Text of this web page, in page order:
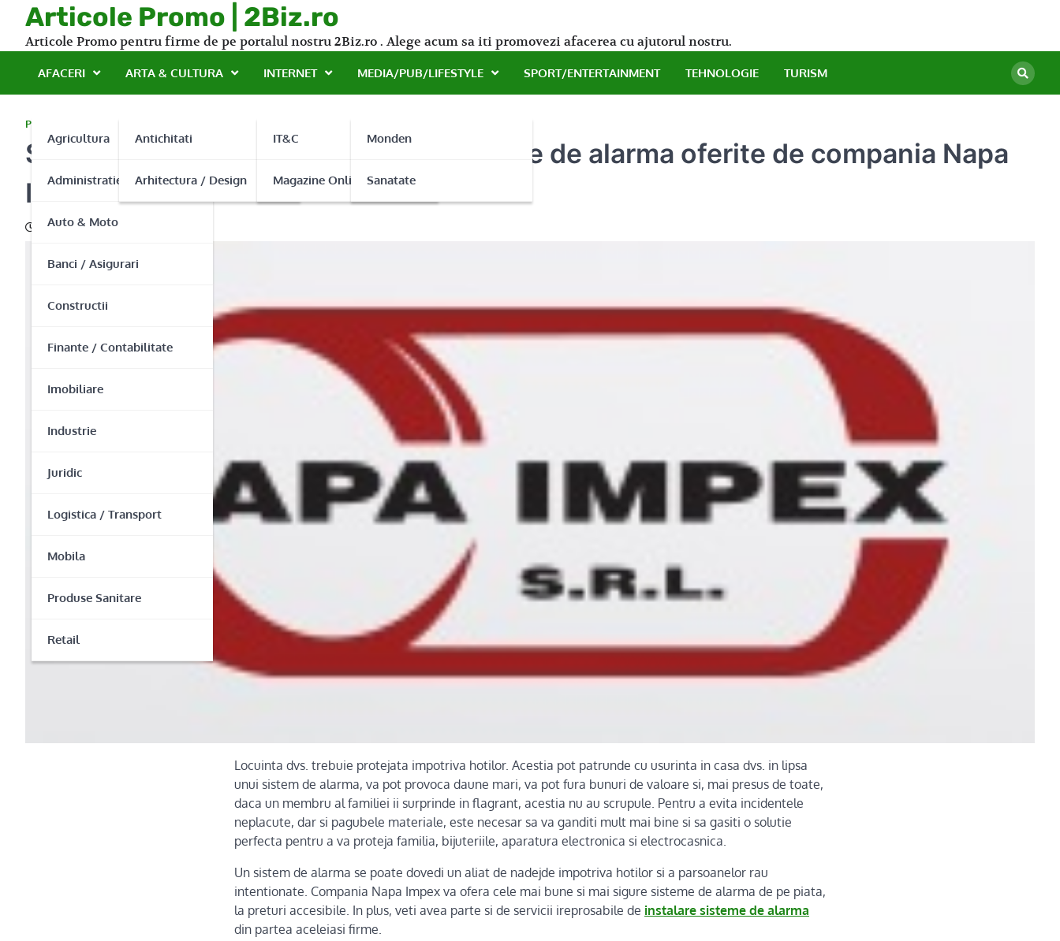
content
Articole Promo | 2Biz.ro
Articole Promo pentru firme de pe portalul nostru 2Biz.ro . Alege acum sa iti promovezi afacerea cu ajutorul nostru.
AFACERI
Agricultura
Administratie Publica
Auto & Moto
Banci / Asigurari
Constructii
Finante / Contabilitate
Imobiliare
Industrie
Juridic
Logistica / Transport
Mobila
Produse Sanitare
Retail
ARTA & CULTURA
Antichitati
Arhitectura / Design
INTERNET
IT&C
Magazine Online
MEDIA/PUB/LIFESTYLE
Monden
Sanatate
SPORT/ENTERTAINMENT TEHNOLOGIE TURISM
PROMO
Servicii ireprosabile de instalare sisteme de alarma oferite de compania Napa
Impex
22/10/2015
Locuinta dvs. trebuie protejata impotriva hotilor. Acestia pot patrunde cu usurinta in casa dvs. in lipsa
unui sistem de alarma, va pot provoca daune mari, va pot fura bunuri de valoare si, mai presus de toate,
daca un membru al familiei ii surprinde in flagrant, acestia nu au scrupule. Pentru a evita incidentele
neplacute, dar si pagubele materiale, este necesar sa va ganditi mult mai bine si sa gasiti o solutie
perfecta pentru a va proteja familia, bijuteriile, aparatura electronica si electrocasnica.
Un sistem de alarma se poate dovedi un aliat de nadejde impotriva hotilor si a parsoanelor rau
intentionate. Compania Napa Impex va ofera cele mai bune si mai sigure sisteme de alarma de pe piata,
la preturi accesibile. In plus, veti avea parte si de servicii ireprosabile de instalare sisteme de alarma
din partea aceleiasi firme.